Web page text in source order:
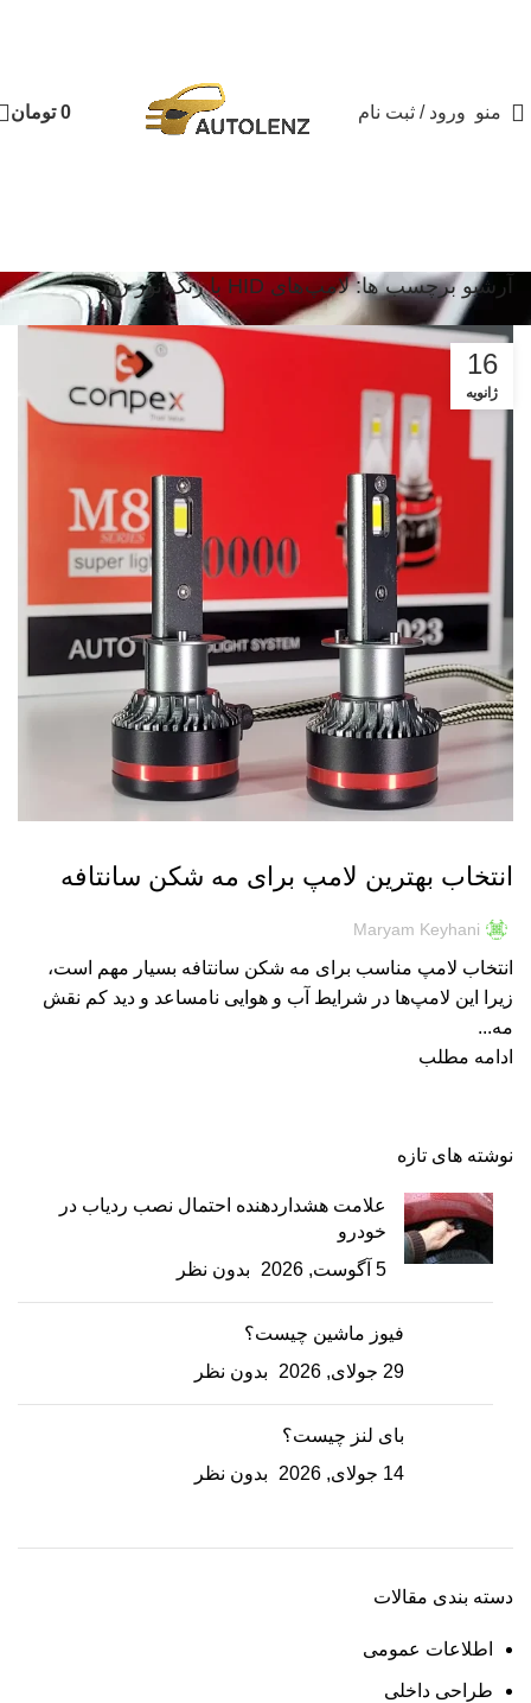
منو ورود / ثبت نام 0 تومان
آرشیو برچسب ها: لامپ‌های HID با رنگ نور زرد
16
ژانویه
انتخاب بهترین لامپ برای مه شکن سانتافه
Maryam Keyhani
انتخاب لامپ مناسب برای مه شکن سانتافه بسیار مهم است،
زیرا این لامپ‌ها در شرایط آب و هوایی نامساعد و دید کم نقش
مه...
ادامه مطلب
نوشته های تازه
علامت هشداردهنده احتمال نصب ردیاب در
خودرو
5 آگوست, 2026
بدون نظر
فیوز ماشین چیست؟
29 جولای, 2026
بدون نظر
بای لنز چیست؟
14 جولای, 2026
بدون نظر
دسته بندی مقالات
اطلاعات عمومی
طراحی داخلی